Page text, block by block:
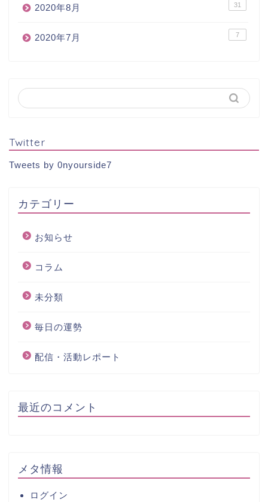
2020年8月 31
2020年7月 7
Twitter
Tweets by 0nyourside7
カテゴリー
お知らせ
コラム
未分類
毎日の運勢
配信・活動レポート
最近のコメント
メタ情報
ログイン